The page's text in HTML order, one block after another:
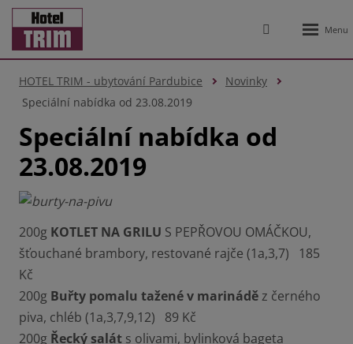
Vyhledávání
HOTEL TRIM - ubytování Pardubice
Novinky
Speciální nabídka od 23.08.2019
Speciální nabídka od
23.08.2019
200g KOTLET NA GRILU S PEPŘOVOU OMÁČKOU,
šťouchané brambory, restované rajče (1a,3,7) 185
Kč
200g Buřty pomalu tažené v marináděz černého
piva, chléb (1a,3,7,9,12) 89 Kč
200g Řecký salát s olivami, bylinková bageta